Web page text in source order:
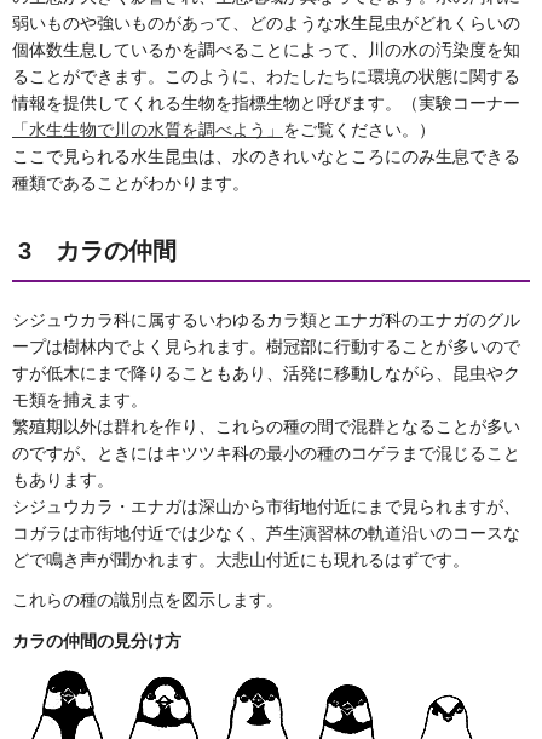
弱いものや強いものがあって、どのような水生昆虫がどれくらいの
個体数生息しているかを調べることによって、川の水の汚染度を知
ることができます。このように、わたしたちに環境の状態に関する
情報を提供してくれる生物を指標生物と呼びます。（実験コーナー
「水生生物で川の水質を調べよう」 をご覧ください。）
ここで見られる水生昆虫は、水のきれいなところにのみ生息できる
種類であることがわかります。
3 カラの仲間
シジュウカラ科に属するいわゆるカラ類とエナガ科のエナガのグル
ープは樹林内でよく見られます。樹冠部に行動することが多いので
すが低木にまで降りることもあり、活発に移動しながら、昆虫やク
モ類を捕えます。
繁殖期以外は群れを作り、これらの種の間で混群となることが多い
のですが、ときにはキツツキ科の最小の種のコゲラまで混じること
もあります。
シジュウカラ・エナガは深山から市街地付近にまで見られますが、
コガラは市街地付近では少なく、芦生演習林の軌道沿いのコースな
どで鳴き声が聞かれます。大悲山付近にも現れるはずです。
これらの種の識別点を図示します。
カラの仲間の見分け方